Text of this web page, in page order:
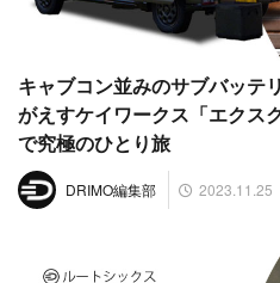
キャブコン並みのサブバッテ
がえすケイワークス「エクス
で究極のひとり旅
DRIMO編集部 2023.11.25